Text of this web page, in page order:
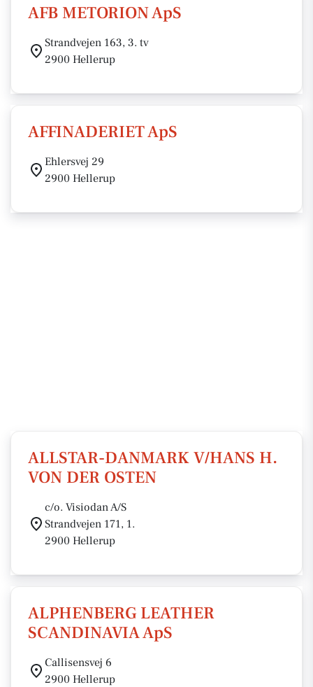
AFB METORION ApS
Strandvejen 163, 3. tv
2900 Hellerup
AFFINADERIET ApS
Ehlersvej 29
2900 Hellerup
ALLSTAR-DANMARK V/HANS H.
VON DER OSTEN
c/o. Visiodan A/S
Strandvejen 171, 1.
2900 Hellerup
ALPHENBERG LEATHER
SCANDINAVIA ApS
Callisensvej 6
2900 Hellerup